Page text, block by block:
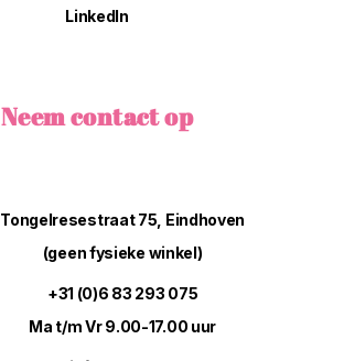
LinkedIn
Neem contact op
Tongelresestraat 75, Eindhoven
(geen fysieke winkel)
+31 (0)6 83 293 075
Ma t/m Vr 9.00-17.00 uur